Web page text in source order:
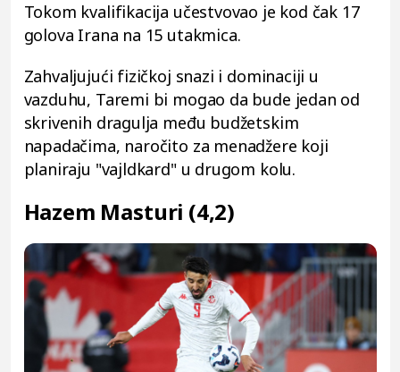
Tokom kvalifikacija učestvovao je kod čak 17
golova Irana na 15 utakmica.
Zahvaljujući fizičkoj snazi i dominaciji u
vazduhu, Taremi bi mogao da bude jedan od
skrivenih dragulja među budžetskim
napadačima, naročito za menadžere koji
planiraju "vajldkard" u drugom kolu.
Hazem Masturi (4,2)